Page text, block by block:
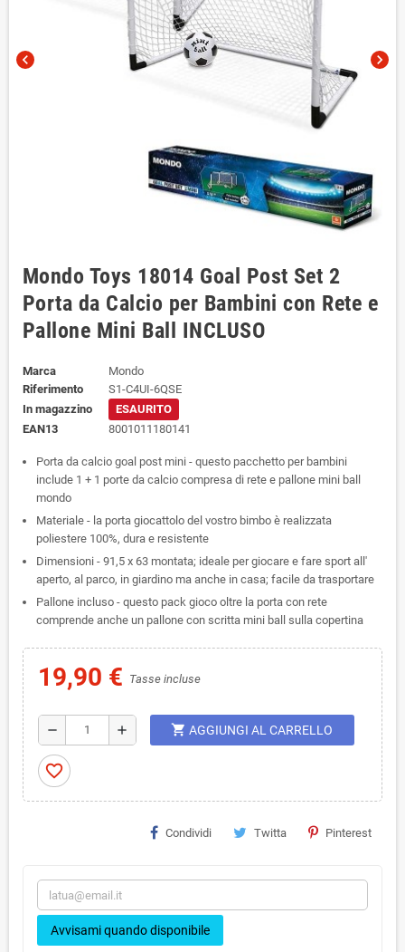
chevron_left chevron_right
Mondo Toys 18014 Goal Post Set 2
Porta da Calcio per Bambini con Rete e
Pallone Mini Ball INCLUSO
Marca
Mondo
Riferimento
S1-C4UI-6QSE
In magazzino
ESAURITO
EAN13
8001011180141
Porta da calcio goal post mini - questo pacchetto per bambini
include 1 + 1 porte da calcio compresa di rete e pallone mini ball
mondo
Materiale - la porta giocattolo del vostro bimbo è realizzata
poliestere 100%, dura e resistente
Dimensioni - 91,5 x 63 montata; ideale per giocare e fare sport all'
aperto, al parco, in giardino ma anche in casa; facile da trasportare
Pallone incluso - questo pack gioco oltre la porta con rete
comprende anche un pallone con scritta mini ball sulla copertina
19,90 € Tasse incluse
remove add shopping_cart AGGIUNGI AL CARRELLO
favorite_border
Condividi Twitta Pinterest
Avvisami quando disponibile